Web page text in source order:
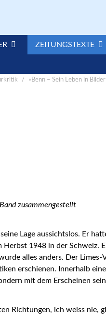
ZEITUNGSTEXTE
»Benn – Sein Leben in
zusammengestellt
Lage aussichtslos. Er
Herbst 1948 in der Schweiz.
alles anders. Der Limes-
erschienen. Innerhalb
mit dem Erscheinen
Richtungen, ich weiss nie,